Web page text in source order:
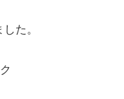
た。